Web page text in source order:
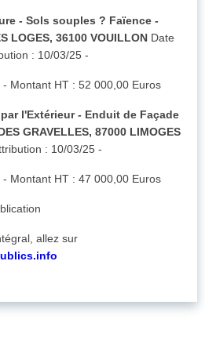
- Sols souples ? Faïence -
LOGES, 36100 VOUILLON Date
: 10/03/25 -
Montant HT : 52 000,00 Euros
l'Extérieur - Enduit de Façade
GRAVELLES, 87000 LIMOGES
: 10/03/25 -
Montant HT : 47 000,00 Euros
allez sur